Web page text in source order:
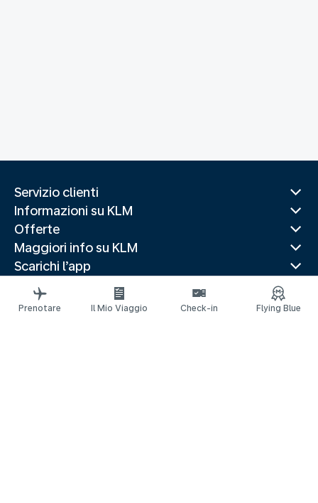
Servizio clienti
Informazioni su KLM
Offerte
Maggiori info su KLM
Scarichi l’app
Siti web correlati
Guide di viaggio
Prenotare Il Mio Viaggio Check-in Flying Blue